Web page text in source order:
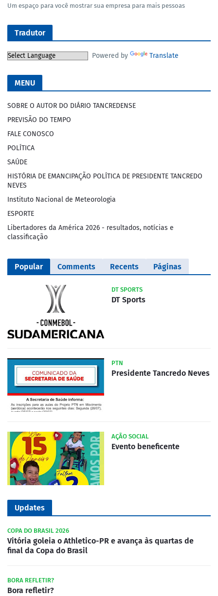
Um espaço para você mostrar sua empresa para mais pessoas
Tradutor
Powered by Translate
MENU
SOBRE O AUTOR DO DIÁRIO TANCREDENSE
PREVISÃO DO TEMPO
FALE CONOSCO
POLÍTICA
SAÚDE
HISTÓRIA DE EMANCIPAÇÃO POLÍTICA DE PRESIDENTE TANCREDO
NEVES
Instituto Nacional de Meteorologia
ESPORTE
Libertadores da América 2026 - resultados, notícias e
classificação
Popular Comments Recents Páginas
DT SPORTS
DT Sports
PTN
Presidente Tancredo Neves
AÇÃO SOCIAL
Evento beneficente
Updates
COPA DO BRASIL 2026
Vitória goleia o Athletico-PR e avança às quartas de
final da Copa do Brasil
BORA REFLETIR?
Bora refletir?